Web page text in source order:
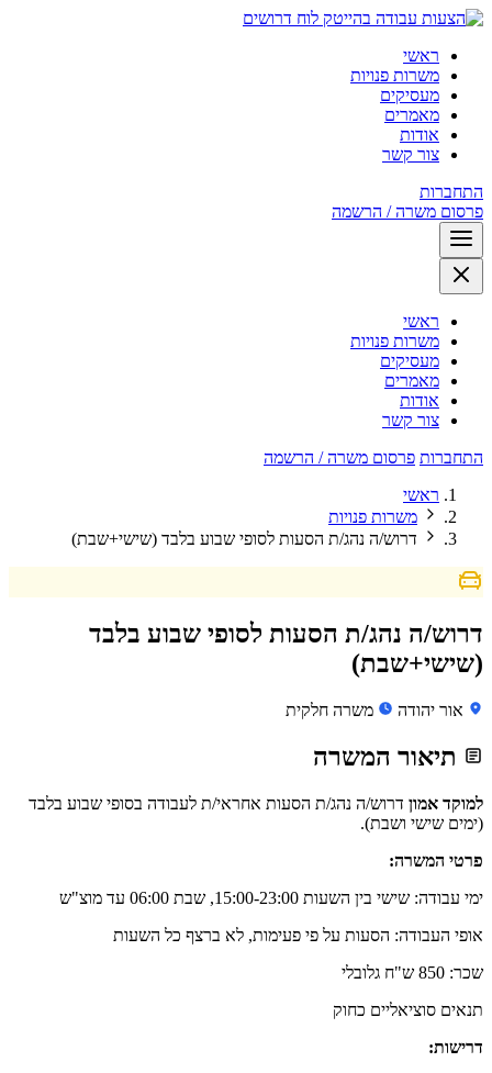
לוח דרושים
ראשי
משרות פנויות
מעסיקים
מאמרים
אודות
צור קשר
התחברות
פרסום משרה / הרשמה
ראשי
משרות פנויות
מעסיקים
מאמרים
אודות
צור קשר
התחברות פרסום משרה / הרשמה
ראשי
משרות פנויות
דרוש/ה נהג/ת הסעות לסופי שבוע בלבד (שישי+שבת)
דרוש/ה נהג/ת הסעות לסופי שבוע בלבד
(שישי+שבת)
אור יהודה משרה חלקית
תיאור המשרה
למוקד אמון דרוש/ה נהג/ת הסעות אחראי/ת לעבודה בסופי שבוע בלבד
(ימים שישי ושבת).
פרטי המשרה:
ימי עבודה: שישי בין השעות 15:00-23:00, שבת 06:00 עד מוצ"ש
אופי העבודה: הסעות על פי פעימות, לא ברצף כל השעות
שכר: 850 ש"ח גלובלי
תנאים סוציאליים כחוק
דרישות: